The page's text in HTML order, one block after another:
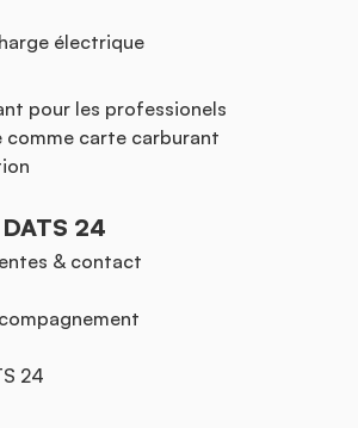
électrique
pour les professionels
comme carte carburant
24
& contact
24